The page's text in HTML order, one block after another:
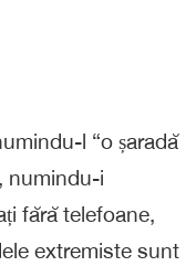
l “o șaradă
numindu-i
fără telefoane,
extremiste sunt